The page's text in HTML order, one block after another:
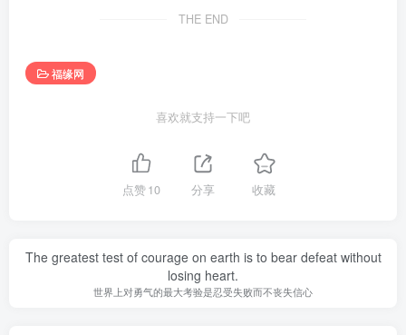
THE END
福缘网
喜欢就支持一下吧
点赞10 分享 收藏
The greatest test of courage on earth is to bear defeat without
losing heart.
世界上对勇气的最大考验是忍受失败而不丧失信心